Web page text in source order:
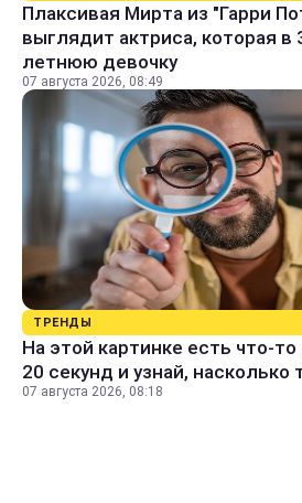
Плаксивая Мирта из "Гарри
выглядит актриса, которая в
летнюю девочку
07 августа 2026, 08:49
ТРЕНДЫ
На этой картинке есть что-
20 секунд и узнай,
07 августа 2026, 08:18